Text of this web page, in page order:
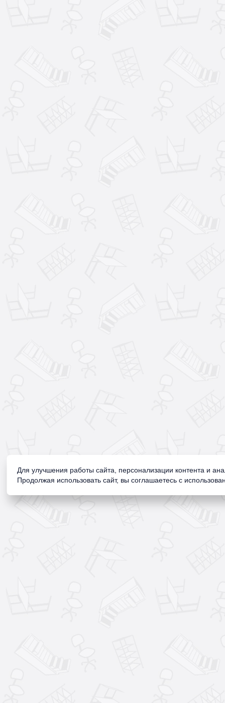
Для улучшения работы сайта, персонализации контента и
Продолжая использовать сайт, вы соглашаетесь с